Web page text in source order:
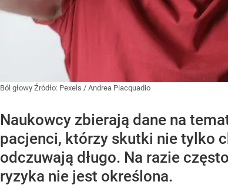
Ból głowy Źródło: Pexels / Andrea Piacquadio
Naukowcy zbierają dane na
pacjenci, którzy skutki nie tylko
odczuwają długo. Na razie
ryzyka nie jest określona.